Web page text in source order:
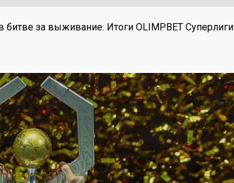
за выживание. Итоги OLIMPBET Суперлиги